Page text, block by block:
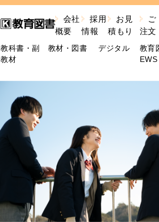
会社
概要
採用
情報
お見
積もり
ご
注文
教科書・副
教材
教材・図書 デジタル
教育
EWS